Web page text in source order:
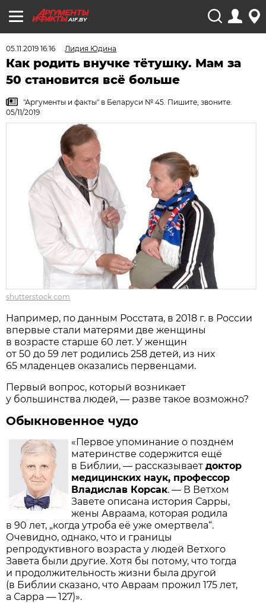
AIF.BY
05.11.2019 16:16 Лидия Юдина
Как родить внучке тётушку. Мам за
50 становится всё больше
"Аргументы и факты" в Беларуси № 45. Пишите, звоните.
05/11/2019
shutterstock.com
Например, по данным Росстата, в 2018 г. в России
впервые стали матерями две женщины
в возрасте старше 60 лет. У женщин
от 50 до 59 лет родились 258 детей, из них
65 младенцев оказались первенцами.
Первый вопрос, который возникает
у большинства людей, — разве такое возможно?
Обыкновенное чудо
«Первое упоминание о позднем
материнстве содержится ещё
в Библии, — рассказываетдоктор
медицинских наук, профессор
Владислав Корсак. — В Ветхом
Завете описана история Сарры,
жены Авраама, которая родила
в 90 лет, „когда утроба её уже омертвела“.
Очевидно, однако, что и границы
репродуктивного возраста у людей Ветхого
Завета были другие. Хотя бы потому, что тогда
и продолжительность жизни была другой
(в Библии сказано, что Авраам прожил 175 лет,
а Сарра — 127)».